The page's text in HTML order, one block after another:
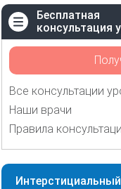
Бесплатная
консультация
Все консультации
Наши врачи
Правила